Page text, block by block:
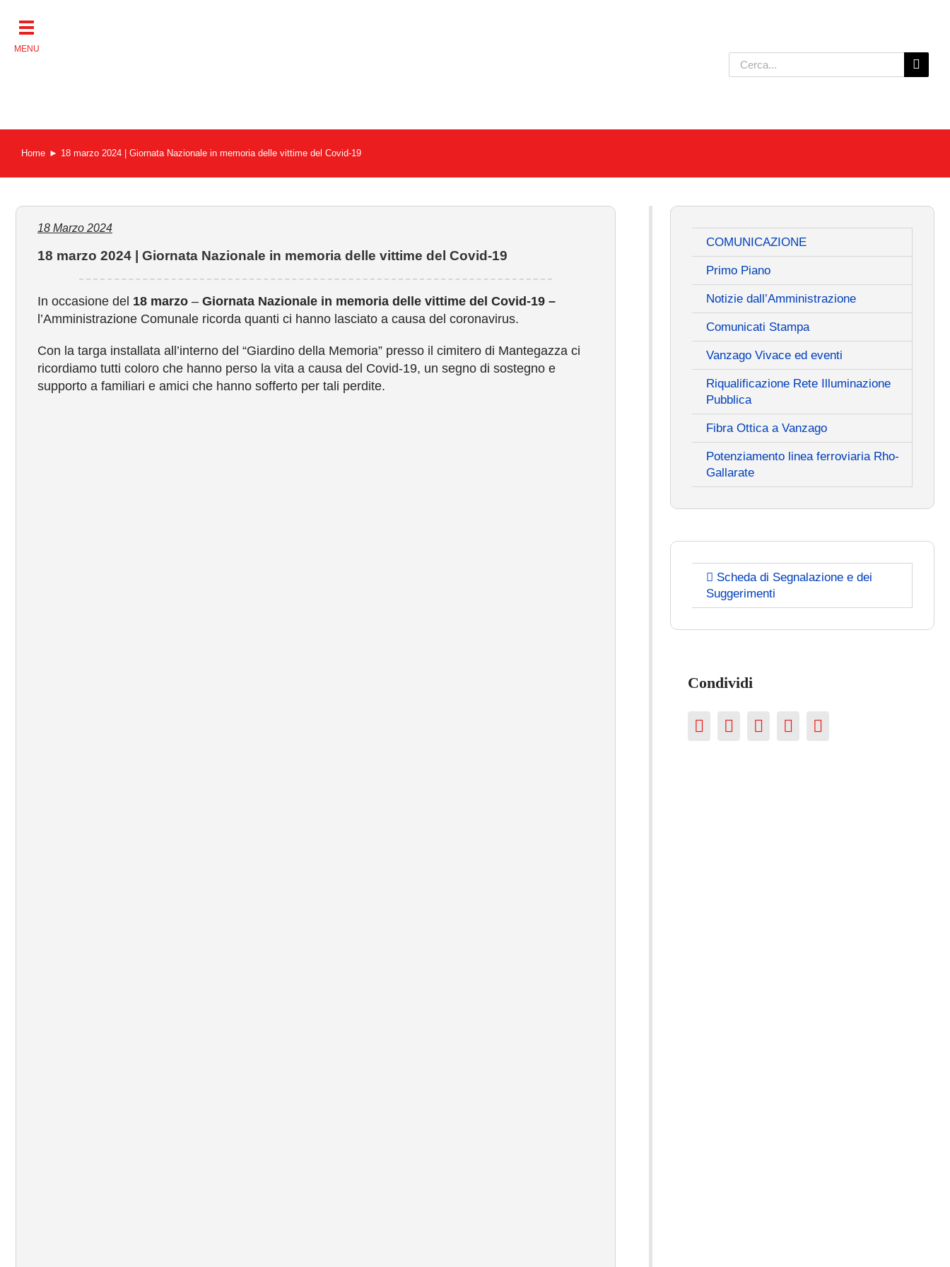
contenuto
Cerca
per:
Home 18 marzo 2024 | Giornata Nazionale in memoria delle vittime del Covid-19
18 Marzo 2024
18 marzo 2024 | Giornata Nazionale in memoria delle vittime del Covid-19
In occasione del 18 marzo– Giornata Nazionale in memoria delle vittime del Covid-19 –
l’Amministrazione Comunale ricorda quanti ci hanno lasciato a causa del coronavirus.
Con la targa installata all’interno del “Giardino della Memoria” presso il cimitero di Mantegazza ci
ricordiamo tutti coloro che hanno perso la vita a causa del Covid-19, un segno di sostegno e
supporto a familiari e amici che hanno sofferto per tali perdite.
COMUNICAZIONE
Primo Piano
Notizie dall’Amministrazione
Comunicati Stampa
Vanzago Vivace ed eventi
Riqualificazione Rete Illuminazione
Pubblica
Fibra Ottica a Vanzago
Potenziamento linea ferroviaria Rho-
Gallarate
Scheda di Segnalazione e dei
Suggerimenti
Condividi